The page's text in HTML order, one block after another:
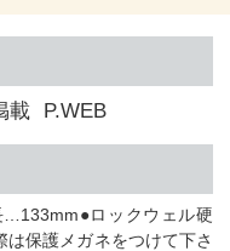
載 P.WEB
ロックウェル硬
保護メガネをつけて下さ